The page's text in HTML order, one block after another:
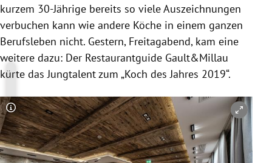
kurzem 30-Jährige bereits so viele Auszeichnungen
verbuchen kann wie andere Köche in einem ganzen
Berufsleben nicht. Gestern, Freitagabend, kam eine
weitere dazu: Der Restaurantguide Gault&Millau
kürte das Jungtalent zum „Koch des Jahres 2019“.
Copyright-Hinweis öffnen/schließen